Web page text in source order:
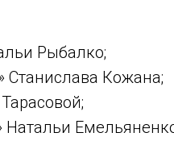
Рыбалко;
Станислава Кожана;